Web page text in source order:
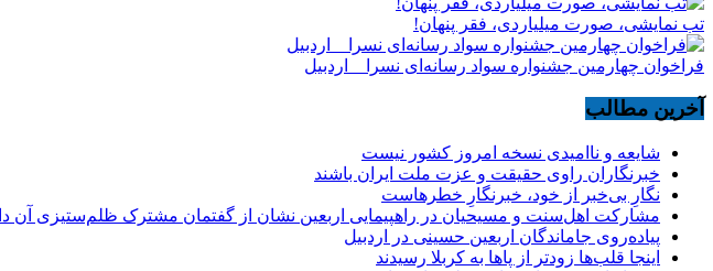
تب نمایشی، صورت میلیاردی، فقر پنهان!
فراخوان چهارمین جشنواره سواد رسانه‌ای نسرا _ اردبیل
آخرین مطالب
شایعه و ناامیدی نسخه امروز کشور نیست
خبرنگاران راوی حقیقت و عزت ملت ایران باشند
نگارِ بی‌خبر از خود، خبرنگارِ خطرهاست
مشارکت اهل‌سنت و مسیحیان در راهپیمایی اربعین نشان از گفتمان مشترک ظلم‌ستیزی آن
پیاده‌روی جاماندگان اربعین حسینی در اردبیل
اینجا قلب‌ها زودتر از پاها به کربلا رسیدند